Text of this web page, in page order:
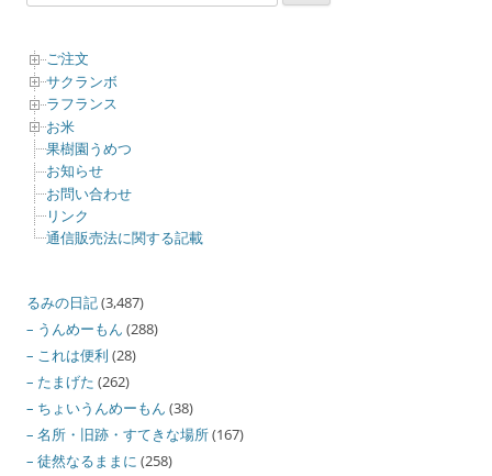
ご注文
サクランボ
ラフランス
お米
果樹園うめつ
お知らせ
お問い合わせ
リンク
通信販売法に関する記載
るみの日記(3,487)
– うんめーもん (288)
– これは便利 (28)
– たまげた (262)
– ちょいうんめーもん (38)
– 名所・旧跡・すてきな場所(167)
– 徒然なるままに (258)